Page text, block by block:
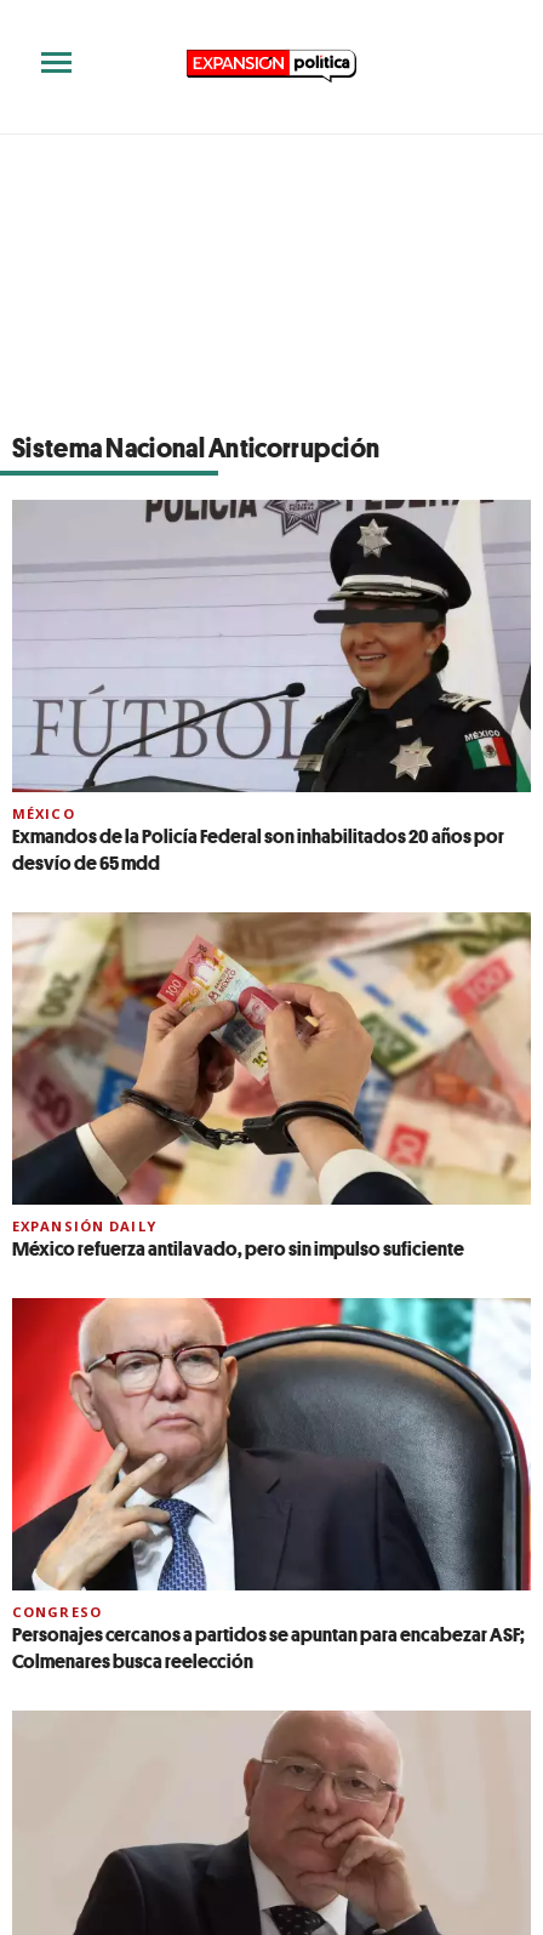
Sistema Nacional Anticorrupción
MÉXICO
Exmandos de la Policía Federal son inhabilitados 20 años por
desvío de 65 mdd
EXPANSIÓN DAILY
México refuerza antilavado, pero sin impulso suficiente
CONGRESO
Personajes cercanos a partidos se apuntan para encabezar ASF;
Colmenares busca reelección